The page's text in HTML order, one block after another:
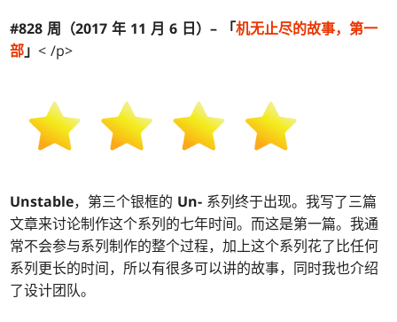
#828 周（2017 年 11 月 6 日）– 「机无止尽的故事，第一
部」< /p>
Unstable，第三个银框的 Un- 系列终于出现。我写了三篇
文章来讨论制作这个系列的七年时间。而这是第一篇。我通
常不会参与系列制作的整个过程，加上这个系列花了比任何
系列更长的时间，所以有很多可以讲的故事，同时我也介绍
了设计团队。